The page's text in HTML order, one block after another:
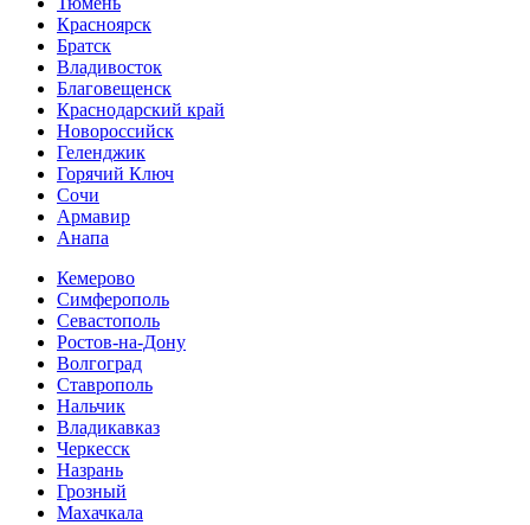
Красноярск
Братск
Владивосток
Благовещенск
Краснодарский край
Новороссийск
Геленджик
Горячий Ключ
Сочи
Армавир
Анапа
Кемерово
Симферополь
Севастополь
Ростов-на-Дону
Волгоград
Ставрополь
Нальчик
Владикавказ
Черкесск
Назрань
Грозный
Махачкала